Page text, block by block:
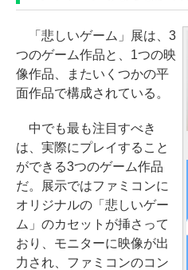
「悲しいゲーム」展は、3
つのゲーム作品と、1つの映
像作品、またいくつかの平
面作品で構成されている。
中でも最も注目すべき
は、実際にプレイすること
ができる3つのゲーム作品
だ。展示ではファミコンに
オリジナルの「悲しいゲー
ム」のカセットが挿さって
おり、モニターに映像が出
力され、ファミコンのコン